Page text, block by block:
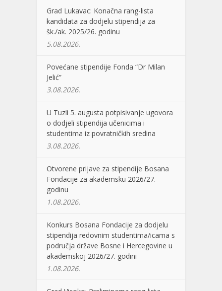
Grad Lukavac: Konačna rang-lista
kandidata za dodjelu stipendija za
šk./ak. 2025/26. godinu
5.08.2026.
Povećane stipendije Fonda “Dr Milan
Jelić”
3.08.2026.
U Tuzli 5. augusta potpisivanje ugovora
o dodjeli stipendija učenicima i
studentima iz povratničkih sredina
3.08.2026.
Otvorene prijave za stipendije Bosana
Fondacije za akademsku 2026/27.
godinu
1.08.2026.
Konkurs Bosana Fondacije za dodjelu
stipendija redovnim studentima/icama s
područja države Bosne i Hercegovine u
akademskoj 2026/27. godini
1.08.2026.